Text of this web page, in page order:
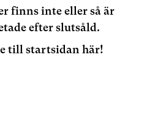
finns inte eller så är
efter slutsåld.
till startsidan här!